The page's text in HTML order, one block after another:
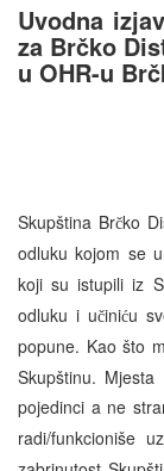
Uvodna
za Brčko
u OHR-u
Skupština Brčko
odluku kojom se
koji su istupili iz
odluku i učiniću
popune. Kao što
Skupštinu.
pojedinci a ne
radi/funkcioniše